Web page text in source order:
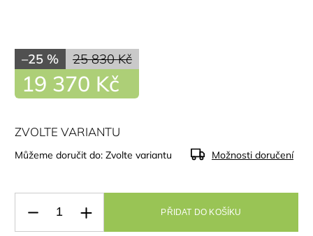
25 830 Kč
–25 %
19 370 Kč
ZVOLTE VARIANTU
Můžeme doručit do: Zvolte variantu Možnosti doručení
PŘIDAT DO KOŠÍKU